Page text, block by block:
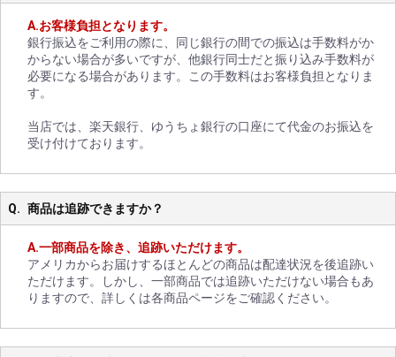
お客様負担となります。
銀行振込をご利用の際に、同じ銀行の間での振込は手数料がか
からない場合が多いですが、他銀行同士だと振り込み手数料が
必要になる場合があります。この手数料はお客様負担となりま
す。
当店では、楽天銀行、ゆうちょ銀行の口座にて代金のお振込を
受け付けております。
商品は追跡できますか？
一部商品を除き、追跡いただけます。
アメリカからお届けするほとんどの商品は配達状況を後追跡い
ただけます。しかし、一部商品では追跡いただけない場合もあ
りますので、詳しくは各商品ページをご確認ください。